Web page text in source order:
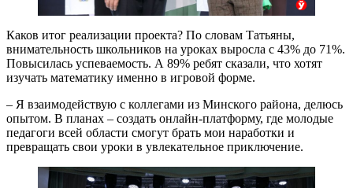
Каков итог реализации проекта? По словам Татьяны,
внимательность школьников на уроках выросла с 43% до 71%.
Повысилась успеваемость. А 89% ребят сказали, что хотят
изучать математику именно в игровой форме.
– Я взаимодействую с коллегами из Минского района, делюсь
опытом. В планах – создать онлайн-платформу, где молодые
педагоги всей области смогут брать мои наработки и
превращать свои уроки в увлекательное приключение.